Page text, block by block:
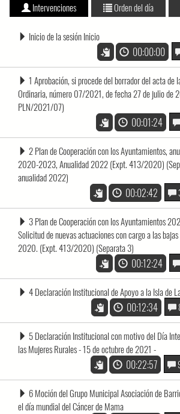
Intervenciones Orden del día
Inicio de la sesión Inicio
00:00:00
1 Aprobación, si procede del borrador del acta de
Ordinaria, número 07/2021, de fecha 27 de julio de
PLN/2021/07)
00:01:24
2 Plan de Cooperación con los Ayuntamientos,
2020-2023, Anualidad 2022 (Expt. 413/2020)
anualidad 2022)
00:02:42
3 Plan de Cooperación con los Ayuntamientos
Solicitud de nuevas actuaciones con cargo a las
2020. (Expt. 413/2020) (Separata 3)
00:12:24
4 Declaración Institucional de Apoyo a la Isla de
00:12:34
5 Declaración Institucional con motivo del Día
las Mujeres Rurales - 15 de octubre de 2021 -
00:22:57
6 Moción del Grupo Municipal Asociación de
el día mundial del Cáncer de Mama